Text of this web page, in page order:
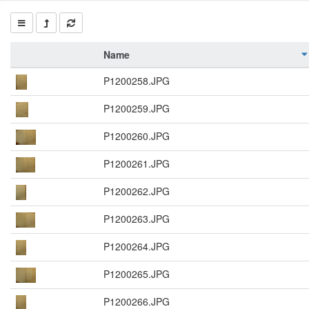
Name
P1200258.JPG
P1200259.JPG
P1200260.JPG
P1200261.JPG
P1200262.JPG
P1200263.JPG
P1200264.JPG
P1200265.JPG
P1200266.JPG